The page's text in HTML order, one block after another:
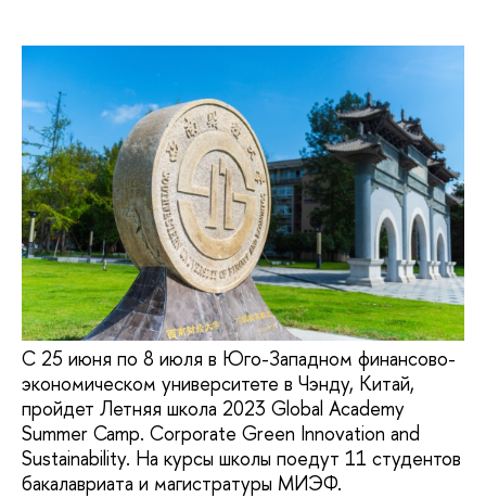
С 25 июня по 8 июля в Юго-Западном финансово-
экономическом университете в Чэнду, Китай,
пройдет Летняя школа 2023 Global Academy
Summer Camp. Corporate Green Innovation and
Sustainability. На курсы школы поедут 11 студентов
бакалавриата и магистратуры МИЭФ.